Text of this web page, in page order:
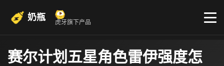
奶瓶 虎牙旗下产品
赛尔计划五星角色雷伊强度怎